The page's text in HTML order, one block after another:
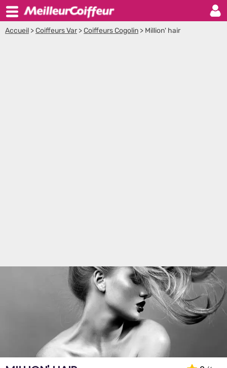
Accueil >Coiffeurs Var >Coiffeurs Cogolin > Million' hair